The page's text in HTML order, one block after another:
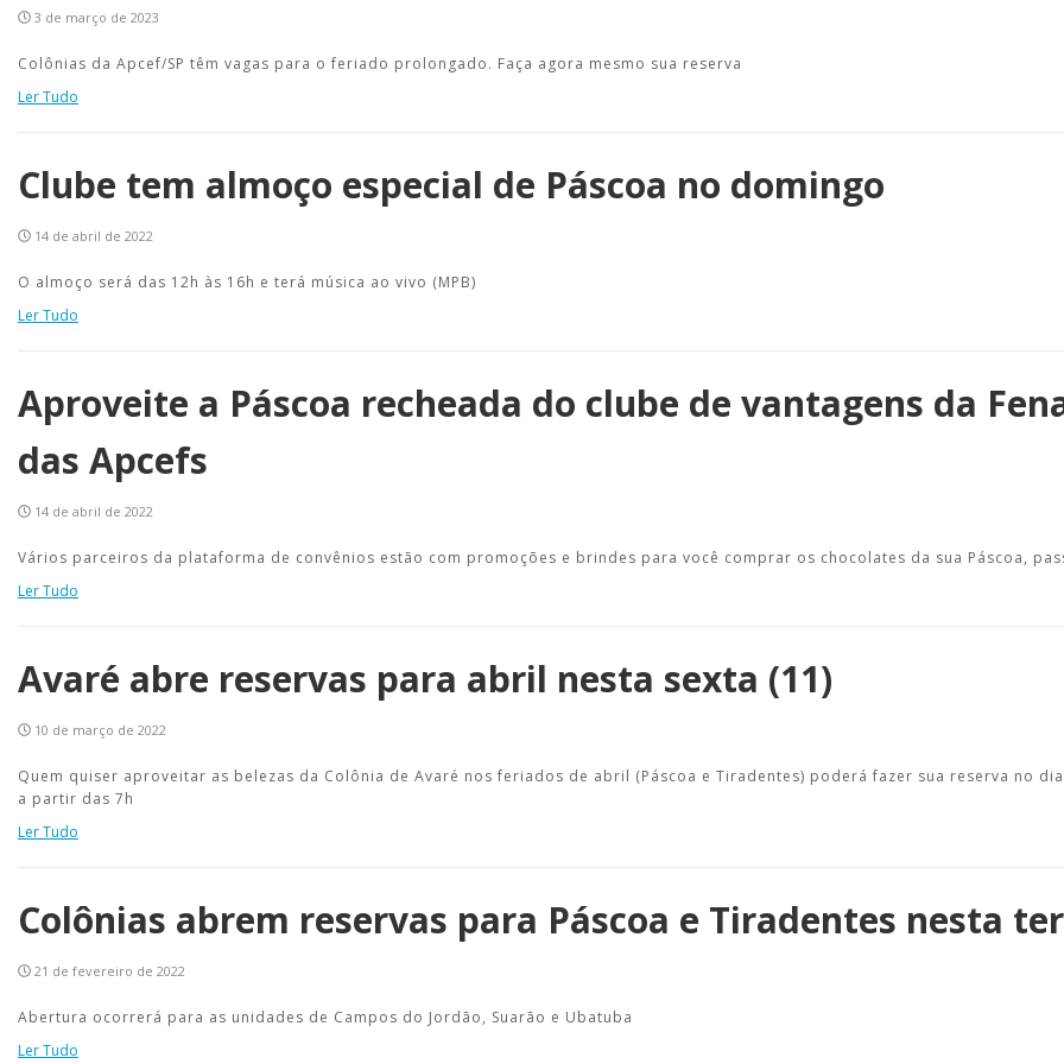
3 de março de 2023
Colônias da Apcef/SP têm vagas para o feriado prolongado. Faça agora mesmo sua reserva
Ler Tudo
Clube tem almoço especial de Páscoa no domingo
14 de abril de 2022
O almoço será das 12h às 16h e terá música ao vivo (MPB)
Ler Tudo
Aproveite a Páscoa recheada do clube de vantagens da
das Apcefs
14 de abril de 2022
Vários parceiros da plataforma de convênios estão com promoções e brindes para você comprar os chocolates da sua Páscoa,
Ler Tudo
Avaré abre reservas para abril nesta sexta (11)
10 de março de 2022
Quem quiser aproveitar as belezas da Colônia de Avaré nos feriados de abril (Páscoa e Tiradentes) poderá fazer sua reserva no
a partir das 7h
Ler Tudo
Colônias abrem reservas para Páscoa e Tiradentes nesta
21 de fevereiro de 2022
Abertura ocorrerá para as unidades de Campos do Jordão, Suarão e Ubatuba
Ler Tudo